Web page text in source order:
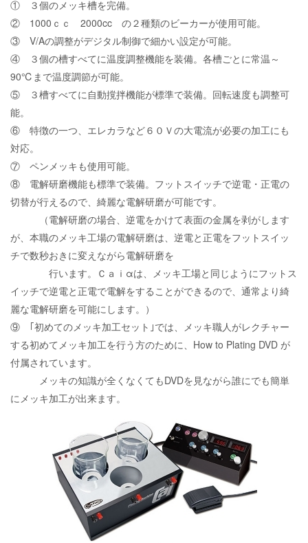
① ３個のメッキ槽を完備。
② 1000ｃｃ 2000cc の２種類のビーカーが使用可能。
③ V/Aの調整がデジタル制御で細かい設定が可能。
④ ３個の槽すべてに温度調整機能を装備。各槽ごとに常温～
90℃まで温度調節が可能。
⑤ ３槽すべてに自動撹拌機能が標準で装備。回転速度も調整可
能。
⑥ 特徴の一つ、エレカラなど６０Ｖの大電流が必要の加工にも
対応。
⑦ ペンメッキも使用可能。
⑧ 電解研磨機能も標準で装備。フットスイッチで逆電・正電の
切替が行えるので、綺麗な電解研磨が可能です。
（電解研磨の場合、逆電をかけて表面の金属を剥がします
が、本職のメッキ工場の電解研磨は、逆電と正電をフットスイッ
チで数秒おきに変えながら電解研磨を
行います。Ｃａｉαは、メッキ工場と同じようにフットス
イッチで逆電と正電で電解をすることができるので、通常より綺
麗な電解研磨を可能にします。）
⑨ ｢初めてのメッキ加工セット｣では、メッキ職人がレクチャー
する初めてメッキ加工を行う方のために、How to Plating DVD が
付属されています。
メッキの知識が全くなくてもDVDを見ながら誰にでも簡単
にメッキ加工が出来ます。